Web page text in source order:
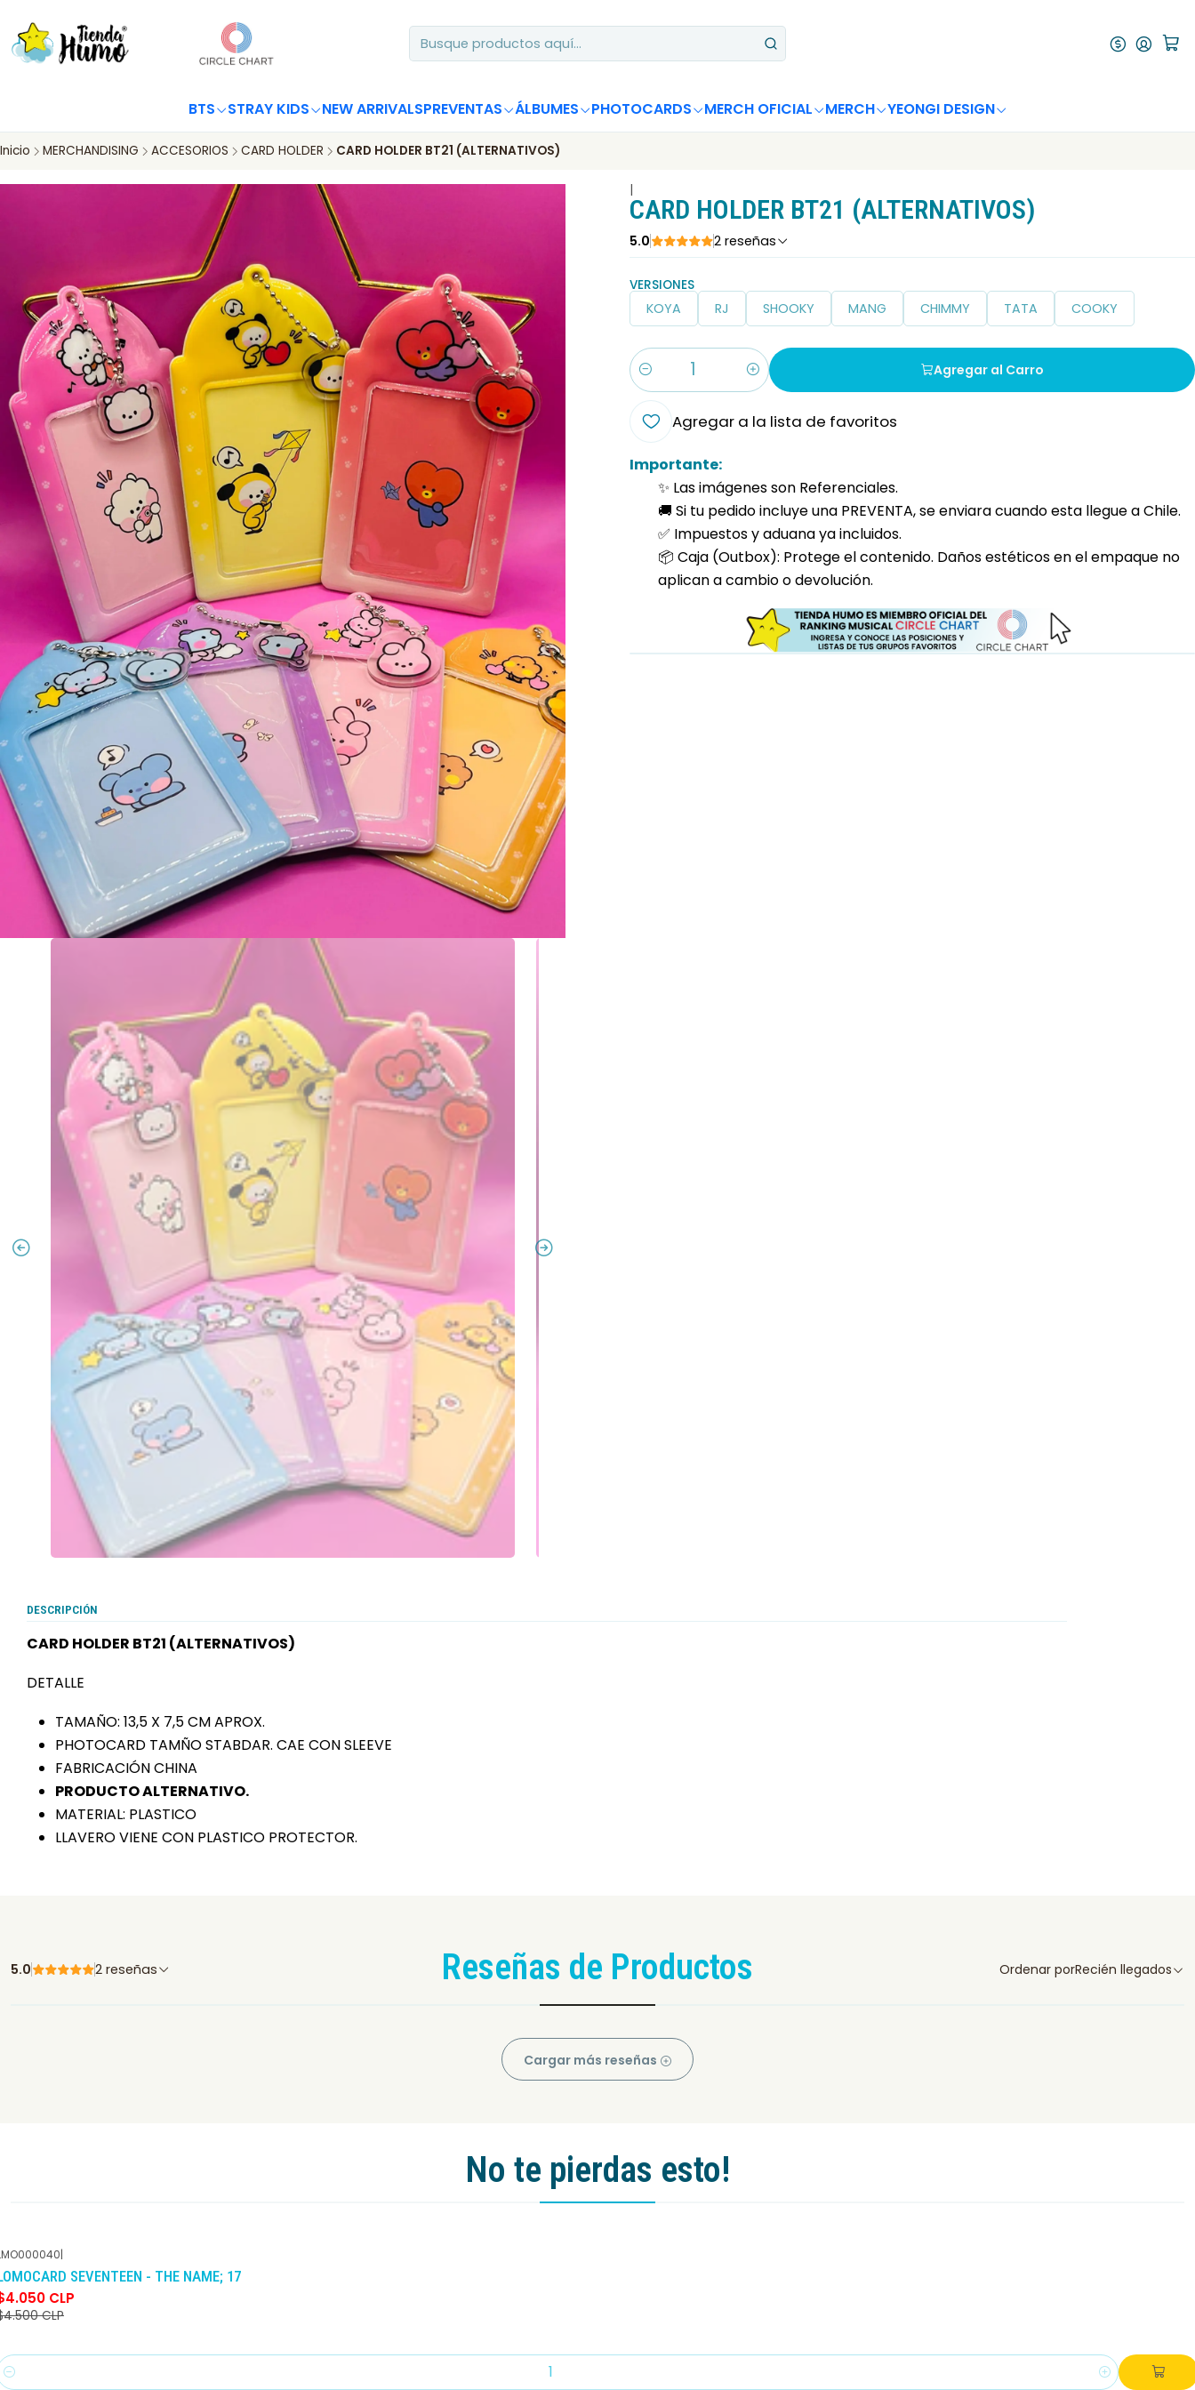
BTS STRAY KIDS NEW ARRIVALSPREVENTAS ÁLBUMES PHOTOCARDS MERCH OFICIAL MERCH YEONGI DESIGN
Inicio MERCHANDISING ACCESORIOS CARD HOLDER CARD HOLDER BT21 (ALTERNATIVOS)
|
CARD HOLDER BT21 (ALTERNATIVOS)
5.0 2 reseñas
VERSIONES
KOYA RJ SHOOKY MANG CHIMMY TATA COOKY
Cantidad
Agregar al Carro
Agregar a la lista de favoritos
Importante:
✨ Las imágenes son Referenciales.
🚚 Si tu pedido incluye una PREVENTA, se enviara cuando esta llegue a Chile.
✅ Impuestos y aduana ya incluidos.
📦 Caja (Outbox): Protege el contenido. Daños estéticos en el empaque no
aplican a cambio o devolución.
DESCRIPCIÓN
CARD HOLDER BT21 (ALTERNATIVOS)
DETALLE
TAMAÑO: 13,5 X 7,5 CM APROX.
PHOTOCARD TAMÑO STABDAR. CAE CON SLEEVE
FABRICACIÓN CHINA
PRODUCTO ALTERNATIVO.
MATERIAL: PLASTICO
LLAVERO VIENE CON PLASTICO PROTECTOR.
Reseñas de Productos
5.0 2 reseñas Ordenar porRecién llegados
Cargar más reseñas
No te pierdas esto!
-10% DCTO
|
SEVENTEEN - THE NAME; 17
CLP
CLP